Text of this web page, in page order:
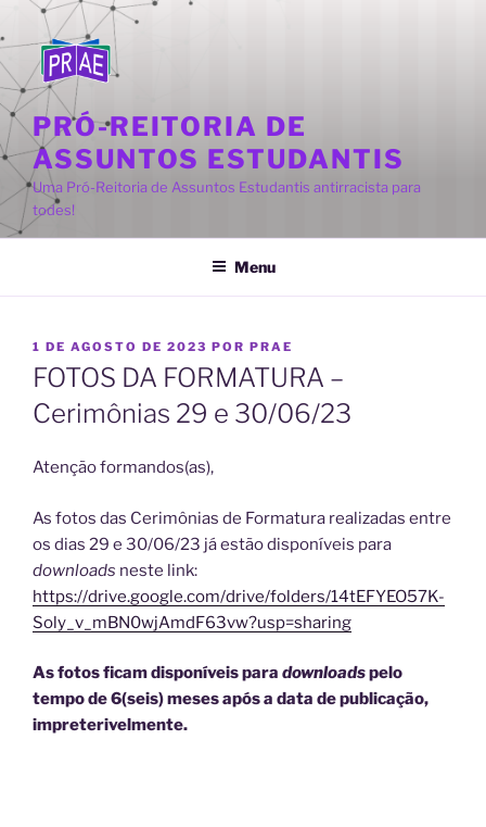
Pular
para
o
conteúdo
PRÓ-REITORIA DE
ASSUNTOS ESTUDANTIS
Uma Pró-Reitoria de Assuntos Estudantis antirracista para
todes!
Menu
PUBLICADO
EM
1 DE AGOSTO DE 2023 POR PRAE
FOTOS DA FORMATURA –
Cerimônias 29 e 30/06/23
Atenção formandos(as),
As fotos das Cerimônias de Formatura realizadas entre
os dias 29 e 30/06/23 já estão disponíveis para
downloads neste link:
https://drive.google.com/drive/folders/14tEFYEO57K-
Soly_v_mBN0wjAmdF63vw?usp=sharing
As fotos ficam disponíveis para downloadspelo
tempo de 6(seis) meses após a data de publicação,
impreterivelmente.